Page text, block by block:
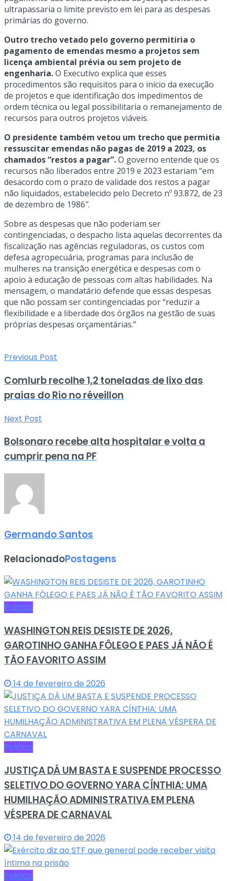
ultrapassaria o limite previsto em lei para as despesas
primárias do governo.
Outro trecho vetado pelo governo permitiria o
pagamento de emendas mesmo a projetos sem
licença ambiental prévia ou sem projeto de
engenharia.O Executivo explica que esses
procedimentos são requisitos para o início da execução
de projetos e que identificação dos impedimentos de
ordem técnica ou legal possibilitaria o remanejamento de
recursos para outros projetos viáveis.
O presidente também vetou um trecho que permitia
ressuscitar emendas não pagas de 2019 a 2023, os
chamados “restos a pagar”.O governo entende que os
recursos não liberados entre 2019 e 2023 estariam “em
desacordo com o prazo de validade dos restos a pagar
não liquidados, estabelecido pelo Decreto nº 93.872, de 23
de dezembro de 1986″.
Sobre as despesas que não poderiam ser
contingenciadas, o despacho lista aquelas decorrentes da
fiscalização nas agências reguladoras, os custos com
defesa agropecuária, programas para inclusão de
mulheres na transição energética e despesas com o
apoio à educação de pessoas com altas habilidades. Na
mensagem, o mandatário defende que essas despesas
que não possam ser contingenciadas por “reduzir a
flexibilidade e a liberdade dos órgãos na gestão de suas
próprias despesas orçamentárias.”
Previous Post
Comlurb recolhe 1,2 toneladas de lixo das
praias do Rio no réveillon
Next Post
Bolsonaro recebe alta hospitalar e volta a
cumprir pena na PF
Germando Santos
RelacionadoPostagens
Politica
WASHINGTON REIS DESISTE DE 2026,
GAROTINHO GANHA FÔLEGO E PAES JÁ NÃO É
TÃO FAVORITO ASSIM
14 de fevereiro de 2026
Politica
JUSTIÇA DÁ UM BASTA E SUSPENDE PROCESSO
SELETIVO DO GOVERNO YARA CÍNTHIA: UMA
HUMILHAÇÃO ADMINISTRATIVA EM PLENA
VÉSPERA DE CARNAVAL
14 de fevereiro de 2026
Politica